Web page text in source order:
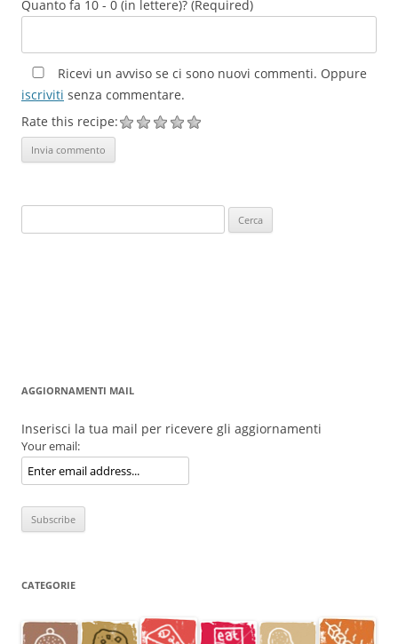
Quanto fa 10 - 0 (in lettere)? (Required)
Ricevi un avviso se ci sono nuovi commenti. Oppure
iscriviti senza commentare.
Rate this recipe:
per:
AGGIORNAMENTI MAIL
Inserisci la tua mail per ricevere gli aggiornamenti
Your email:
CATEGORIE